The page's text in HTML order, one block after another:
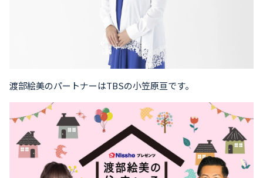
渡部絵美のパートナーはTBSの小笠原亘です。